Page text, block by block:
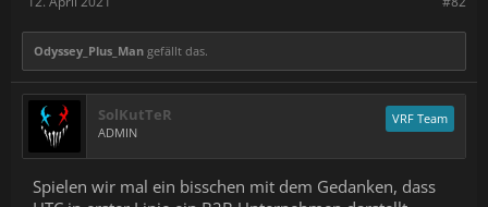
Odyssey_Plus_Man gefällt das.
SolKutTeR
ADMIN
VRF Team
Spielen wir mal ein bisschen mit dem Gedanken, dass